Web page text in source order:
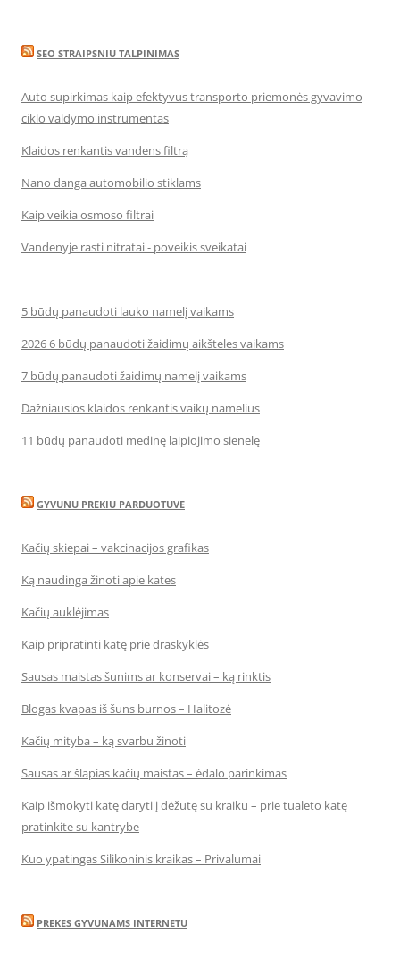
SEO STRAIPSNIU TALPINIMAS
Auto supirkimas kaip efektyvus transporto priemonės gyvavimo
ciklo valdymo instrumentas
Klaidos renkantis vandens filtrą
Nano danga automobilio stiklams
Kaip veikia osmoso filtrai
Vandenyje rasti nitratai - poveikis sveikatai
5 būdų panaudoti lauko namelį vaikams
2026 6 būdų panaudoti žaidimų aikšteles vaikams
7 būdų panaudoti žaidimų namelį vaikams
Dažniausios klaidos renkantis vaikų namelius
11 būdų panaudoti medinę laipiojimo sienelę
GYVUNU PREKIU PARDUOTUVE
Kačių skiepai – vakcinacijos grafikas
Ką naudinga žinoti apie kates
Kačių auklėjimas
Kaip pripratinti katę prie draskyklės
Sausas maistas šunims ar konservai – ką rinktis
Blogas kvapas iš šuns burnos – Halitozė
Kačių mityba – ką svarbu žinoti
Sausas ar šlapias kačių maistas – ėdalo parinkimas
Kaip išmokyti katę daryti į dėžutę su kraiku – prie tualeto katę
pratinkite su kantrybe
Kuo ypatingas Silikoninis kraikas – Privalumai
PREKES GYVUNAMS INTERNETU